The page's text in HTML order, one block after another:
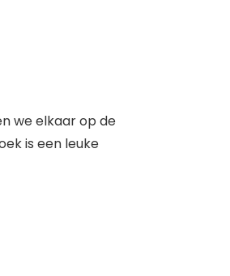
we elkaar op de
is een leuke